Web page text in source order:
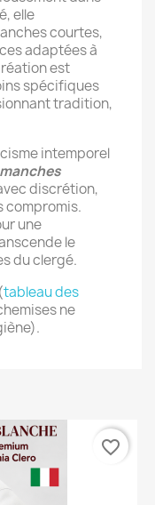
elle
courtes,
adaptées à
est
spécifiques
tradition,
intemporel
discrétion,
compromis.
une
le
du clergé.
tableau des
ne
favorite_border